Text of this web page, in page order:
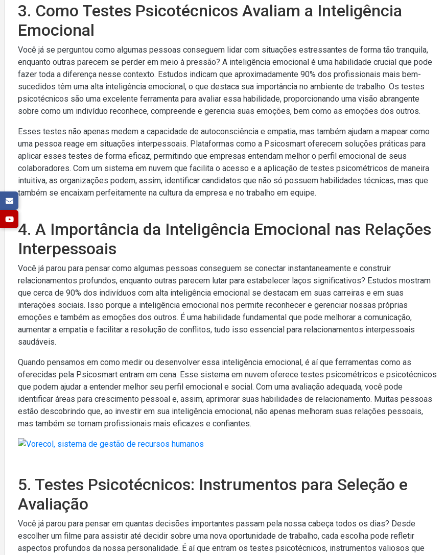
3. Como Testes Psicotécnicos Avaliam a Inteligência
Emocional
Você já se perguntou como algumas pessoas conseguem lidar com situações estressantes de forma tão tranquila,
enquanto outras parecem se perder em meio à pressão? A inteligência emocional é uma habilidade crucial que pode
fazer toda a diferença nesse contexto. Estudos indicam que aproximadamente 90% dos profissionais mais bem-
sucedidos têm uma alta inteligência emocional, o que destaca sua importância no ambiente de trabalho. Os testes
psicotécnicos são uma excelente ferramenta para avaliar essa habilidade, proporcionando uma visão abrangente
sobre como um indivíduo reconhece, compreende e gerencia suas emoções, bem como as emoções dos outros.
Esses testes não apenas medem a capacidade de autoconsciência e empatia, mas também ajudam a mapear como
uma pessoa reage em situações interpessoais. Plataformas como a Psicosmart oferecem soluções práticas para
aplicar esses testes de forma eficaz, permitindo que empresas entendam melhor o perfil emocional de seus
colaboradores. Com um sistema em nuvem que facilita o acesso e a aplicação de testes psicométricos de maneira
intuitiva, as organizações podem, assim, identificar candidatos que não só possuem habilidades técnicas, mas que
também se encaixam perfeitamente na cultura da empresa e no trabalho em equipe.
4. A Importância da Inteligência Emocional nas Relações
Interpessoais
Você já parou para pensar como algumas pessoas conseguem se conectar instantaneamente e construir
relacionamentos profundos, enquanto outras parecem lutar para estabelecer laços significativos? Estudos mostram
que cerca de 90% dos indivíduos com alta inteligência emocional se destacam em suas carreiras e em suas
interações sociais. Isso porque a inteligência emocional nos permite reconhecer e gerenciar nossas próprias
emoções e também as emoções dos outros. É uma habilidade fundamental que pode melhorar a comunicação,
aumentar a empatia e facilitar a resolução de conflitos, tudo isso essencial para relacionamentos interpessoais
saudáveis.
Quando pensamos em como medir ou desenvolver essa inteligência emocional, é aí que ferramentas como as
oferecidas pela Psicosmart entram em cena. Esse sistema em nuvem oferece testes psicométricos e psicotécnicos
que podem ajudar a entender melhor seu perfil emocional e social. Com uma avaliação adequada, você pode
identificar áreas para crescimento pessoal e, assim, aprimorar suas habilidades de relacionamento. Muitas pessoas
estão descobrindo que, ao investir em sua inteligência emocional, não apenas melhoram suas relações pessoais,
mas também se tornam profissionais mais eficazes e confiantes.
5. Testes Psicotécnicos: Instrumentos para Seleção e
Avaliação
Você já parou para pensar em quantas decisões importantes passam pela nossa cabeça todos os dias? Desde
escolher um filme para assistir até decidir sobre uma nova oportunidade de trabalho, cada escolha pode refletir
aspectos profundos da nossa personalidade. É aí que entram os testes psicotécnicos, instrumentos valiosos que